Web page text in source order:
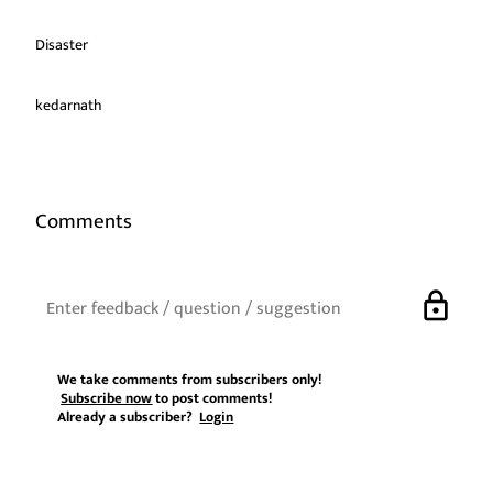
Disaster
kedarnath
Comments
lock
We take comments from subscribers only!
Subscribe nowto post comments!
Already a subscriber?Login